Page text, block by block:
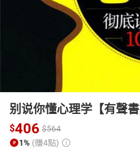
HOT
别说你懂心理学【有聲書
$406 $564
1% (賺4點)